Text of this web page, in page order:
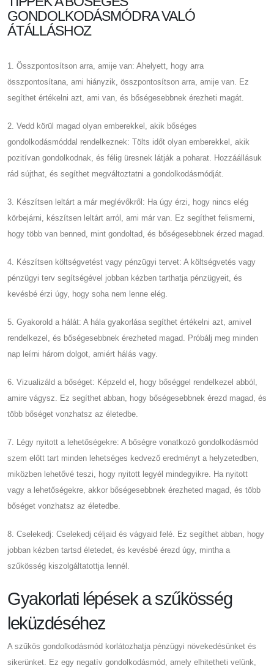
GONDOLKODÁSMÓDRA VALÓ
ÁTÁLLÁSHOZ
1. Összpontosítson arra, amije van: Ahelyett, hogy arra
összpontosítana, ami hiányzik, összpontosítson arra, amije van. Ez
segíthet értékelni azt, ami van, és bőségesebbnek érezheti magát.
2. Vedd körül magad olyan emberekkel, akik bőséges
gondolkodásmóddal rendelkeznek: Tölts időt olyan emberekkel, akik
pozitívan gondolkodnak, és félig üresnek látják a poharat. Hozzáállásuk
rád sújthat, és segíthet megváltoztatni a gondolkodásmódját.
3. Készítsen leltárt a már meglévőkről: Ha úgy érzi, hogy nincs elég
körbejárni, készítsen leltárt arról, ami már van. Ez segíthet felismerni,
hogy több van benned, mint gondoltad, és bőségesebbnek érzed magad.
4. Készítsen költségvetést vagy pénzügyi tervet: A költségvetés vagy
pénzügyi terv segítségével jobban kézben tarthatja pénzügyeit, és
kevésbé érzi úgy, hogy soha nem lenne elég.
5. Gyakorold a hálát: A hála gyakorlása segíthet értékelni azt, amivel
rendelkezel, és bőségesebbnek érezheted magad. Próbálj meg minden
nap leírni három dolgot, amiért hálás vagy.
6. Vizualizáld a bőséget: Képzeld el, hogy bőséggel rendelkezel abból,
amire vágysz. Ez segíthet abban, hogy bőségesebbnek érezd magad, és
több bőséget vonzhatsz az életedbe.
7. Légy nyitott a lehetőségekre: A bőségre vonatkozó gondolkodásmód
szem előtt tart minden lehetséges kedvező eredményt a helyzetedben,
miközben lehetővé teszi, hogy nyitott legyél mindegyikre. Ha nyitott
vagy a lehetőségekre, akkor bőségesebbnek érezheted magad, és több
bőséget vonzhatsz az életedbe.
8. Cselekedj: Cselekedj céljaid és vágyaid felé. Ez segíthet abban, hogy
jobban kézben tartsd életedet, és kevésbé érezd úgy, mintha a
szűkösség kiszolgáltatottja lennél.
Gyakorlati lépések a szűkösség
leküzdéséhez
A szűkös gondolkodásmód korlátozhatja pénzügyi növekedésünket és
sikerünket. Ez egy negatív gondolkodásmód, amely elhitetheti velünk,